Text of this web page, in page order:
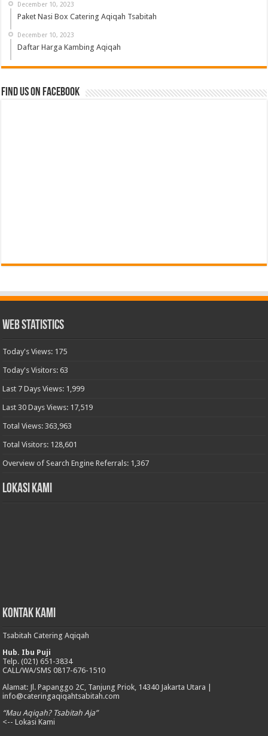
December 10, 2023
Paket Nasi Box Catering Aqiqah Tsabitah
December 10, 2023
Daftar Harga Kambing Aqiqah
Find us on Facebook
Web Statistics
Today's Views: 175
Today's Visitors:63
Last 7 Days Views: 1,999
Last 30 Days Views: 17,519
Total Views:363,963
Total Visitors: 128,601
Overview of Search Engine Referrals: 1,367
Lokasi Kami
Kontak Kami
Tsabitah Catering Aqiqah
Hub. Ibu Puji
Telp. (021) 651-3834
CALL/WA/SMS 0817-676-1510
Alamat: Jl. Papanggo 2C, Tanjung Priok, 14340 Jakarta Utara |
info@cateringaqiqahtsabitah.com
“Mau Aqiqah? Tsabitah Aja”
<-- Lokasi Kami